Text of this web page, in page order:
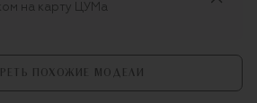
на карту ЦУМа
ПОХОЖИЕ МОДЕЛИ